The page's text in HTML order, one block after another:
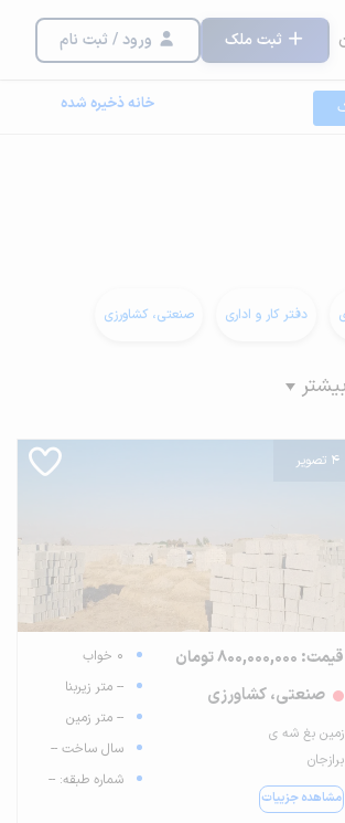
ثبت ملک ورود / ثبت نام
خانه ذخیره شده
دفتر کار و اداری صنعتی، کشاورزی
بیشتر
4 تصویر
قیمت: 800,000,000 تومان
صنعتی، کشاورزی
زمین بغ شه ی
برازجان
مشاهده جزییات
0 خواب
-- متر زیربنا
-- متر زمین
سال ساخت --
شماره طبقه: --